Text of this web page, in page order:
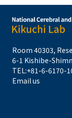
Room 40303,
6-1 Kishibe-
TEL:+81-6-6170-
Email us